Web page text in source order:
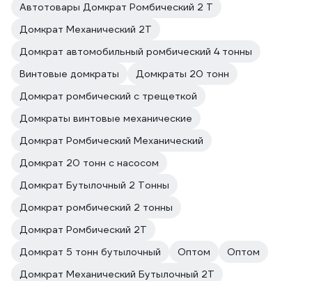
Автотовары Домкрат Ромбический 2 Т
Домкрат Механический 2Т
Домкрат автомобильный ромбический 4 тонны
Винтовые домкраты
Домкраты 20 тонн
Домкрат ромбический с трещеткой
Домкраты винтовые механические
Домкрат Ромбический Механический
Домкрат 20 тонн с насосом
Домкрат Бутылочный 2 Тонны
Домкрат ромбический 2 тонны
Домкрат Ромбический 2Т
Домкрат 5 тонн бутылочный
Оптом
Оптом
Домкрат Механический Бутылочный 2Т